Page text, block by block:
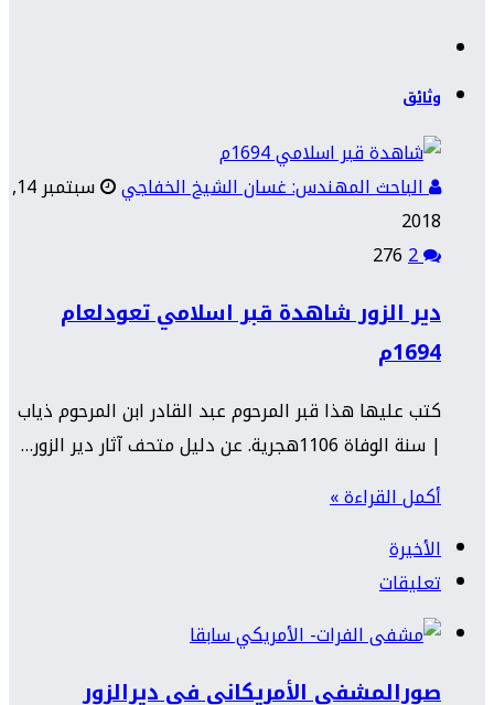
وثائق
الباحث المهندس: غسان الشيخ الخفاجي
سبتمبر 14,
2018
2
دير الزور شاهدة قبر اسلامي تعودلعام
1694م
كتب عليها هذا قبر المرحوم عبد القادر ابن المرحوم ذياب
| سنة الوفاة 1106هجرية. عن دليل متحف آثار دير الزور…
أكمل القراءة »
الأخيرة
تعليقات
صورالمشفى الأمريكاني في ديرالزور